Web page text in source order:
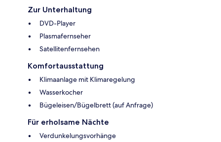
Zur Unterhaltung
DVD-Player
Plasmafernseher
Satellitenfernsehen
Komfortausstattung
Klimaanlage mit Klimaregelung
Wasserkocher
Bügeleisen/Bügelbrett (auf Anfrage)
Für erholsame Nächte
Verdunkelungsvorhänge